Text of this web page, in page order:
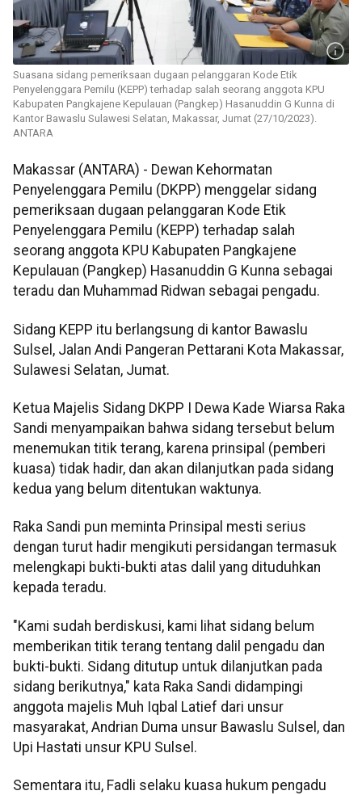
Suasana sidang pemeriksaan dugaan pelanggaran Kode Etik
Penyelenggara Pemilu (KEPP) terhadap salah seorang anggota KPU
Kabupaten Pangkajene Kepulauan (Pangkep) Hasanuddin G Kunna di
Kantor Bawaslu Sulawesi Selatan, Makassar, Jumat (27/10/2023).
ANTARA
Makassar (ANTARA) - Dewan Kehormatan
Penyelenggara Pemilu (DKPP) menggelar sidang
pemeriksaan dugaan pelanggaran Kode Etik
Penyelenggara Pemilu (KEPP) terhadap salah
seorang anggota KPU Kabupaten Pangkajene
Kepulauan (Pangkep) Hasanuddin G Kunna sebagai
teradu dan Muhammad Ridwan sebagai pengadu.
Sidang KEPP itu berlangsung di kantor Bawaslu
Sulsel, Jalan Andi Pangeran Pettarani Kota Makassar,
Sulawesi Selatan, Jumat.
Ketua Majelis Sidang DKPP I Dewa Kade Wiarsa Raka
Sandi menyampaikan bahwa sidang tersebut belum
menemukan titik terang, karena prinsipal (pemberi
kuasa) tidak hadir, dan akan dilanjutkan pada sidang
kedua yang belum ditentukan waktunya.
Raka Sandi pun meminta Prinsipal mesti serius
dengan turut hadir mengikuti persidangan termasuk
melengkapi bukti-bukti atas dalil yang dituduhkan
kepada teradu.
"Kami sudah berdiskusi, kami lihat sidang belum
memberikan titik terang tentang dalil pengadu dan
bukti-bukti. Sidang ditutup untuk dilanjutkan pada
sidang berikutnya," kata Raka Sandi didampingi
anggota majelis Muh Iqbal Latief dari unsur
masyarakat, Andrian Duma unsur Bawaslu Sulsel, dan
Upi Hastati unsur KPU Sulsel.
Sementara itu, Fadli selaku kuasa hukum pengadu